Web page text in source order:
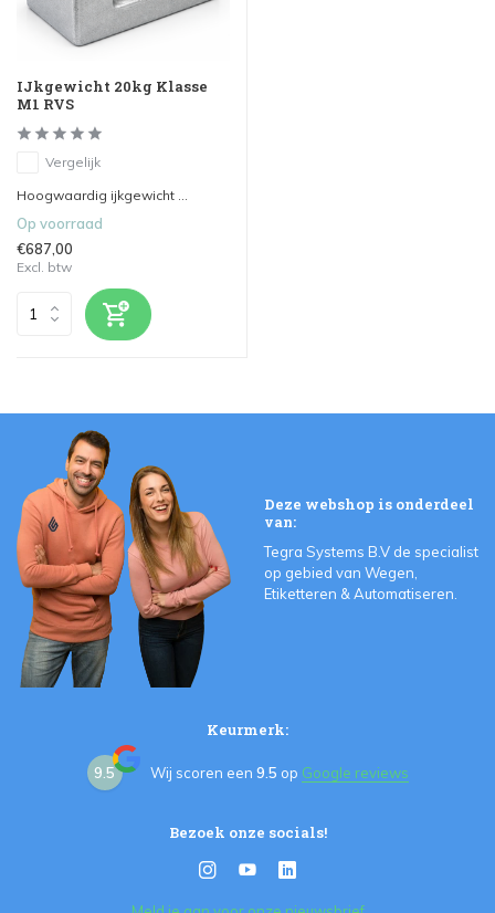
IJkgewicht 20kg Klasse
M1 RVS
Vergelijk
Hoogwaardig ijkgewicht ...
Op voorraad
€687,00
Excl. btw
Deze webshop is onderdeel
van:
Tegra Systems B.V de specialist
op gebied van Wegen,
Etiketteren & Automatiseren.
Keurmerk:
9.5 Wij scoren een 9.5 op Google reviews
Bezoek onze socials!